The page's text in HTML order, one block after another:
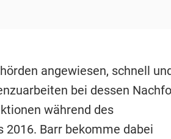
angewiesen, schnell
bei dessen
während des
Barr bekomme dabei